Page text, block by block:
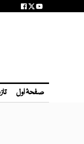
صفحۂ اول